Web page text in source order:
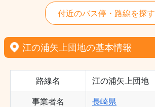
付近のバス停・路線を探す
江の浦矢上団地の基本情報
路線名 江の浦矢上団地
事業者名 長崎県